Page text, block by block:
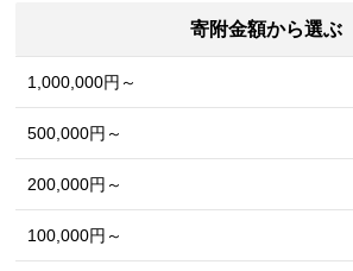
寄附金額から選ぶ
1,000,000円～
500,000円～
200,000円～
100,000円～